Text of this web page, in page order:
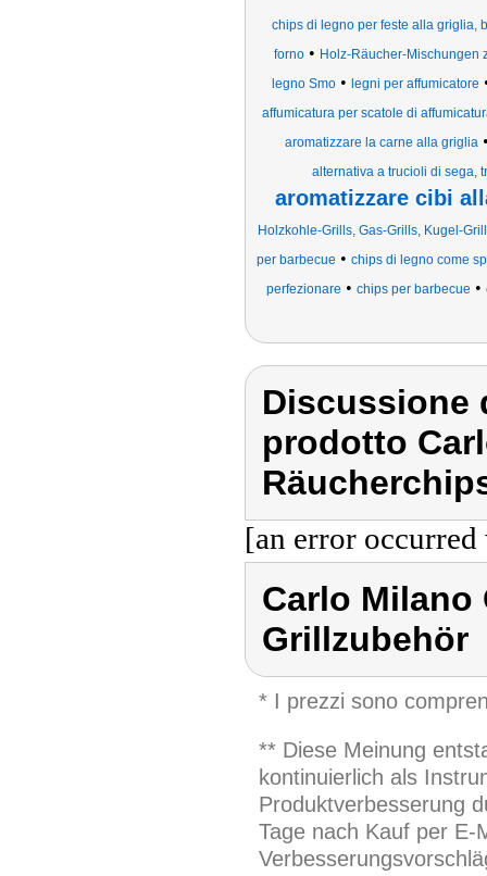
chips di legno per feste alla griglia,
forno• Holz-Räucher-Mischungen
legno Smo • legni per affumicatore
affumicatura per scatole di
aromatizzare la carne alla griglia
alternativa a trucioli di sega,
aromatizzare cibi
Holzkohle-Grills, Gas-Grills, Kugel-
per barbecue • chips di legno come
perfezionare • chips per barbecue •
Discussione
prodotto
[an error
Carlo
Grillzubehör
* I prezzi sono
** Diese Meinung
kontinuierlich als
Produktverbesserung
Tage nach Kauf per E-